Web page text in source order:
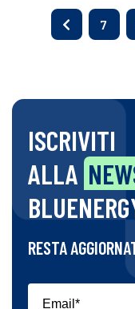
7
ISCRIVITI
ALLA
RESTA